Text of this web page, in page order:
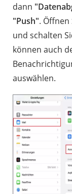
dann
"Push". Öffnen
und schalten
können auch
auswählen.